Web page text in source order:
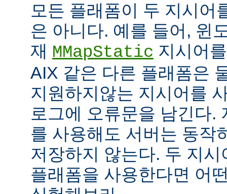
모든 플래폼이 두 지시어
은 아니다. 예를 들어, 윈
재 MMapStatic 지시어
AIX 같은 다른 플래폼은
지원하지않는 지시어를
로그에 오류문을 남긴다.
를 사용해도 서버는 동작
저장하지 않는다. 두 지
플래폼을 사용한다면 어